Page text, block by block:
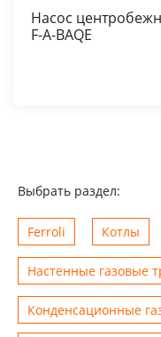
Насос
F-A-BAQE
Выбрать раздел:
Ferroli Котлы
Настенные газовые
Конденсационные